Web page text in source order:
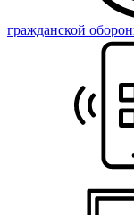
гражданской